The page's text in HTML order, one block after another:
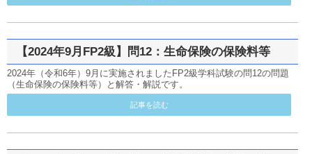
【2024年9月FP2級】問12：生命保険の保険料等
2024年（令和6年）9月に実施されましたFP2級学科試験の問12の問題
（生命保険の保険料等）と解答・解説です。
記事を読む